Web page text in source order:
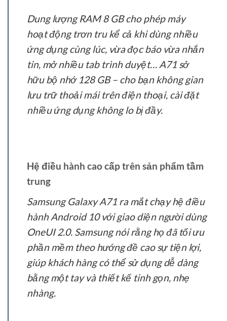
Dung lượng RAM 8 GB cho phép máy
hoạt động trơn tru kể cả khi dùng nhiều
ứng dụng cùng lúc, vừa đọc báo vừa nhắn
tin, mở nhiều tab trình duyệt… A71 sở
hữu bộ nhớ 128 GB – cho bạn không gian
lưu trữ thoải mái trên điện thoại, cài đặt
nhiều ứng dụng không lo bị đầy.
Hệ điều hành cao cấp trên sản phẩm tầm
trung
Samsung Galaxy A71 ra mắt chạy hệ điều
hành Android 10 với giao diện người dùng
OneUI 2.0. Samsung nói rằng họ đã tối ưu
phần mềm theo hướng đề cao sự tiện lợi,
giúp khách hàng có thể sử dụng dễ dàng
bằng một tay và thiết kế tinh gọn, nhẹ
nhàng.